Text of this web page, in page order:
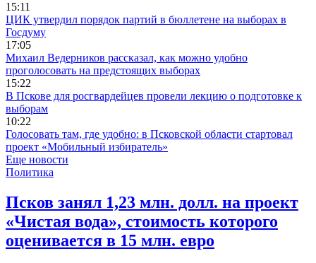
15:11
ЦИК утвердил порядок партий в бюллетене на выборах в
Госдуму
17:05
Михаил Ведерников рассказал, как можно удобно
проголосовать на предстоящих выборах
15:22
В Пскове для росгвардейцев провели лекцию о подготовке к
выборам
10:22
Голосовать там, где удобно: в Псковской области стартовал
проект «Мобильный избиратель»
Еще новости
Политика
Псков занял 1,23 млн. долл. на проект
«Чистая вода», стоимость которого
оценивается в 15 млн. евро